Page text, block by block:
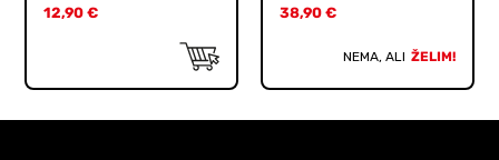
12,90€ 38,90 €
NEMA, ALI ŽELIM!